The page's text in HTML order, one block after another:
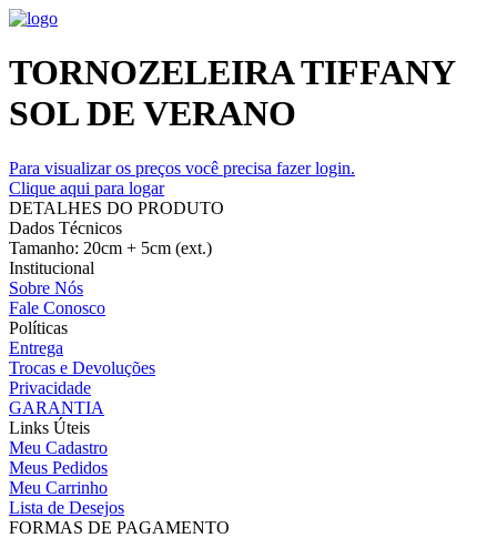
TORNOZELEIRA TIFFANY
SOL DE VERANO
Para visualizar os preços você precisa fazer login.
Clique aqui para logar
DETALHES DO PRODUTO
Dados Técnicos
Tamanho: 20cm + 5cm (ext.)
Institucional
Sobre Nós
Fale Conosco
Políticas
Entrega
Trocas e Devoluções
Privacidade
GARANTIA
Links Úteis
Meu Cadastro
Meus Pedidos
Meu Carrinho
Lista de Desejos
FORMAS DE PAGAMENTO